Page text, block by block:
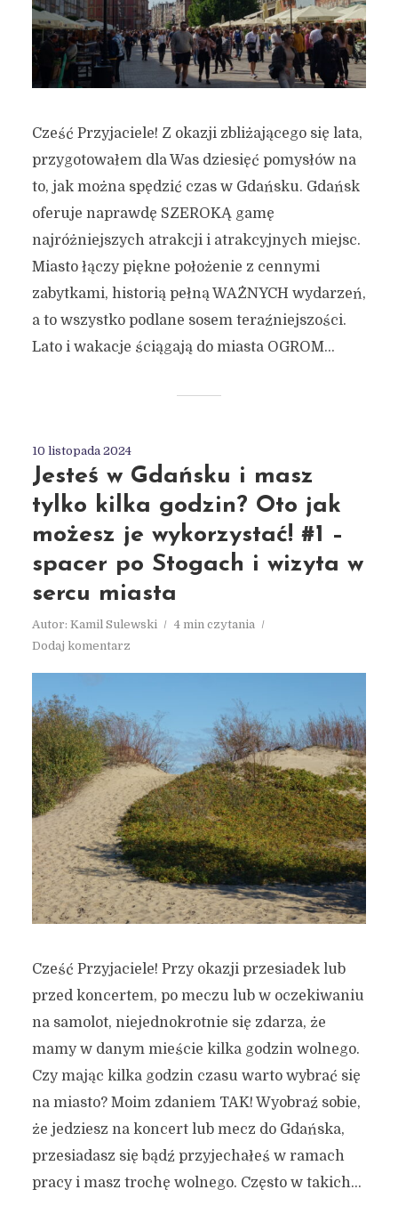
Cześć Przyjaciele! Z okazji zbliżającego się lata,
przygotowałem dla Was dziesięć pomysłów na
to, jak można spędzić czas w Gdańsku. Gdańsk
oferuje naprawdę SZEROKĄ gamę
najróżniejszych atrakcji i atrakcyjnych miejsc.
Miasto łączy piękne położenie z cennymi
zabytkami, historią pełną WAŻNYCH wydarzeń,
a to wszystko podlane sosem teraźniejszości.
Lato i wakacje ściągają do miasta OGROM...
10 listopada 2024
Jesteś w Gdańsku i masz
tylko kilka godzin? Oto jak
możesz je wykorzystać! #1 –
spacer po Stogach i wizyta w
sercu miasta
Autor: Kamil Sulewski
4 min czytania
Dodaj komentarz
Cześć Przyjaciele! Przy okazji przesiadek lub
przed koncertem, po meczu lub w oczekiwaniu
na samolot, niejednokrotnie się zdarza, że
mamy w danym mieście kilka godzin wolnego.
Czy mając kilka godzin czasu warto wybrać się
na miasto? Moim zdaniem TAK! Wyobraź sobie,
że jedziesz na koncert lub mecz do Gdańska,
przesiadasz się bądź przyjechałeś w ramach
pracy i masz trochę wolnego. Często w takich...